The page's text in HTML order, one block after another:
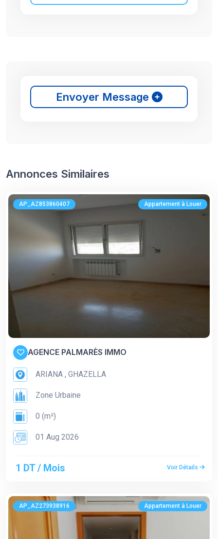
Envoyer Message
Annonces Similaires
AP_AZ853860407 Appartement à Louer
AGENCE PALMARÈS IMMO
ARIANA , GHAZELLA
Zone Urbaine
0 (m²)
01 Aug 2026
1 DT / Mois Voir Détails
AP_AZ273938916 Appartement à Louer